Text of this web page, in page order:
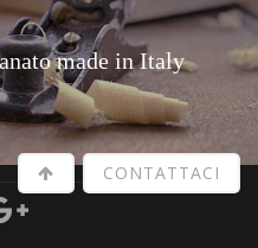
made in Italy
CONTATTACI